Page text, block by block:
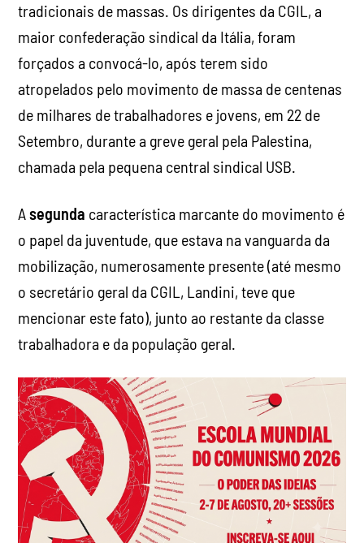
tradicionais de massas. Os dirigentes da CGIL, a
maior confederação sindical da Itália, foram
forçados a convocá-lo, após terem sido
atropelados pelo movimento de massa de centenas
de milhares de trabalhadores e jovens, em 22 de
Setembro, durante a greve geral pela Palestina,
chamada pela pequena central sindical USB.
Asegunda característica marcante do movimento é
o papel da juventude, que estava na vanguarda da
mobilização, numerosamente presente (até mesmo
o secretário geral da CGIL, Landini, teve que
mencionar este fato), junto ao restante da classe
trabalhadora e da população geral.